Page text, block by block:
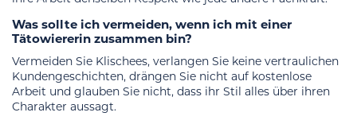
Was sollte ich vermeiden, wenn ich mit einer
Tätowiererin zusammen bin?
Vermeiden Sie Klischees, verlangen Sie keine vertraulichen
Kundengeschichten, drängen Sie nicht auf kostenlose
Arbeit und glauben Sie nicht, dass ihr Stil alles über ihren
Charakter aussagt.